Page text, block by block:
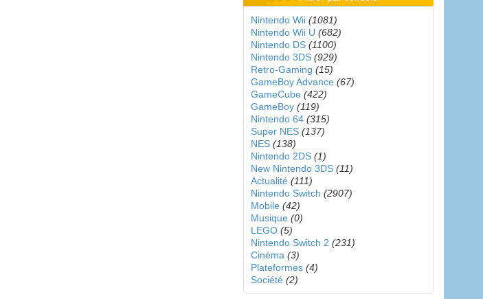
Nintendo Wii (1081)
Nintendo Wii U (682)
Nintendo DS (1100)
Nintendo 3DS (929)
Retro-Gaming (15)
GameBoy Advance (67)
GameCube (422)
GameBoy (119)
Nintendo 64 (315)
Super NES (137)
NES (138)
Nintendo 2DS (1)
New Nintendo 3DS (11)
Actualité (111)
Nintendo Switch (2907)
Mobile (42)
Musique (0)
LEGO (5)
Nintendo Switch 2 (231)
Cinéma (3)
Plateformes (4)
Société (2)